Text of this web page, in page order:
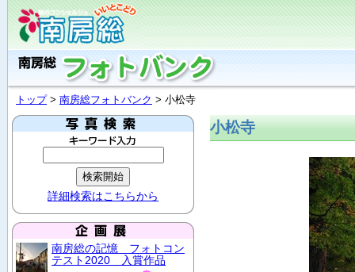
トップ> 南房総フォトバンク > 小松寺
詳細検索はこちらから
南房総の記憶 フォトコン
テスト2020 入賞作品
小松寺